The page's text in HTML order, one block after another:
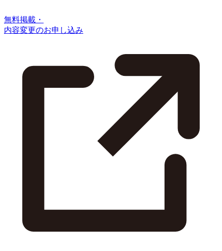
無料掲載・
内容変更のお申し込み